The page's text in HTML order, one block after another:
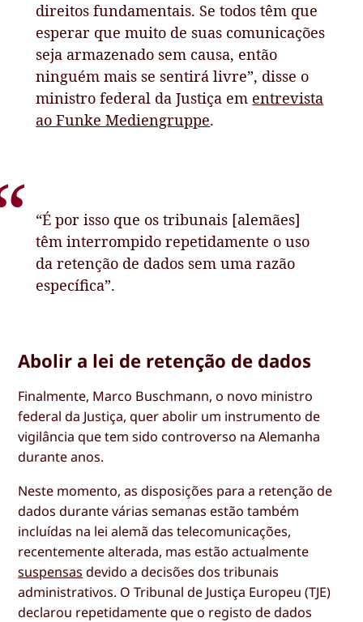
direitos fundamentais. Se todos têm que
esperar que muito de suas comunicações
seja armazenado sem causa, então
ninguém mais se sentirá livre”, disse o
ministro federal da Justiça em entrevista
ao Funke Mediengruppe.
“É por isso que os tribunais [alemães]
têm interrompido repetidamente o uso
da retenção de dados sem uma razão
específica”.
Abolir a lei de retenção de dados
Finalmente, Marco Buschmann, o novo ministro
federal da Justiça, quer abolir um instrumento de
vigilância que tem sido controverso na Alemanha
durante anos.
Neste momento, as disposições para a retenção de
dados durante várias semanas estão também
incluídas na lei alemã das telecomunicações,
recentemente alterada, mas estão actualmente
suspensas devido a decisões dos tribunais
administrativos. O Tribunal de Justiça Europeu (TJE)
declarou repetidamente que o registo de dados